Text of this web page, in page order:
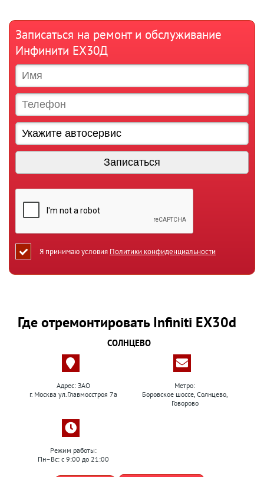
Записаться на ремонт и обслуживание
Инфинити ЕХ30Д
Я принимаю условия Политики конфиденциальности
Где отремонтировать Infiniti EX30d
СОЛНЦЕВО
Адрес: ЗАО
г. Москва ул.Главмосстроя 7а
Метро:
Боровское шоссе, Солнцево,
Говорово
Режим работы:
Пн–Вс: с 9:00 до 21:00